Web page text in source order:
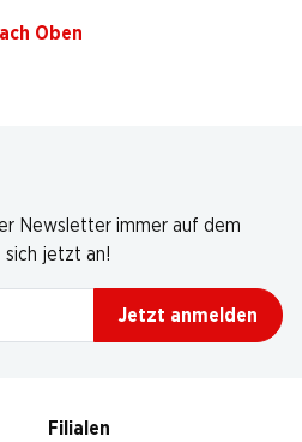
Oben
Newsletter immer auf dem
sich jetzt an!
Jetzt anmelden
Filialen